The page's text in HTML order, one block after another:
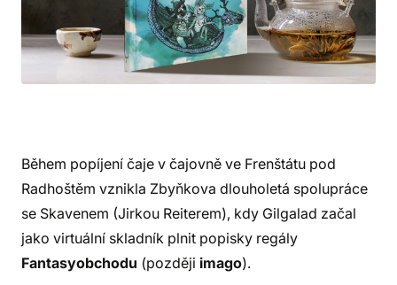
Během popíjení čaje v čajovně ve Frenštátu pod
Radhoštěm vznikla Zbyňkova dlouholetá spolupráce
se Skavenem (Jirkou Reiterem), kdy Gilgalad začal
jako virtuální skladník plnit popisky regály
Fantasyobchodu (později imago).